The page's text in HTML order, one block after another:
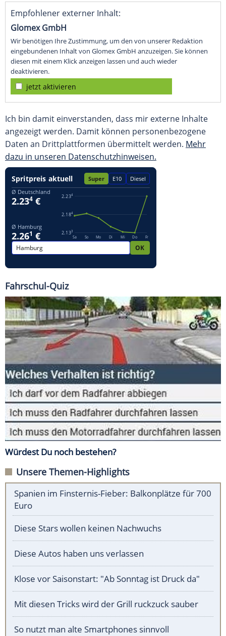
Empfohlener externer Inhalt:
Glomex GmbH
Wir benötigen Ihre Zustimmung, um den von unserer Redaktion
eingebundenen Inhalt von Glomex GmbH anzuzeigen. Sie können
diesen mit einem Klick anzeigen lassen und auch wieder
deaktivieren.
jetzt aktivieren
Ich bin damit einverstanden, dass mir externe Inhalte
angezeigt werden. Damit können personenbezogene
Daten an Drittplattformen übermittelt werden. Mehr
dazu in unseren Datenschutzhinweisen.
Fahrschul-Quiz
Würdest Du noch bestehen?
Unsere Themen-Highlights
Spanien im Finsternis-Fieber: Balkonplätze für 700
Euro
Diese Stars wollen keinen Nachwuchs
Diese Autos haben uns verlassen
Klose vor Saisonstart: "Ab Sonntag ist Druck da"
Mit diesen Tricks wird der Grill ruckzuck sauber
So nutzt man alte Smartphones sinnvoll